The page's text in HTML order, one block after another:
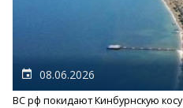
08.06.2026
ВС рф покидают Кинбурнскую косу